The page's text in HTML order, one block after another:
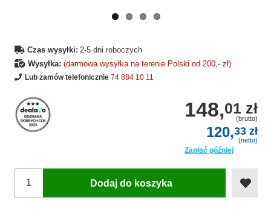
Czas wysyłki: 2-5 dni roboczych
Wysyłka: (darmowa wysyłka na terenie Polski od 200,- zł)
Lub zamów telefonicznie 74 884 10 11
148,01 zł
(brutto)
120,33 zł
(netto)
Zapłać później
Dodaj do koszyka